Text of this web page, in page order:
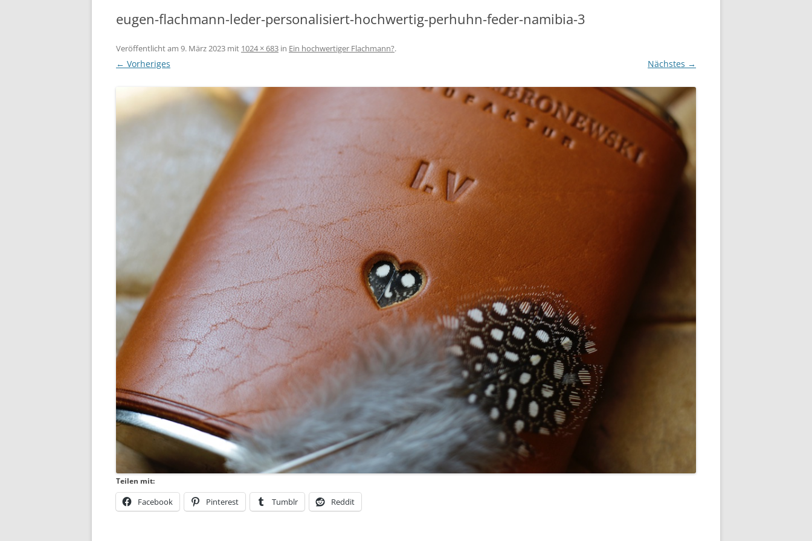
BODENSEE
AGBS
eugen-flachmann-leder-personalisiert-hochwertig-perhuhn-feder-namibia-3
Veröffentlicht am 9. März 2023 mit 1024 × 683 in Ein hochwertiger Flachmann?.
← Vorheriges Nächstes →
Teilen mit:
Facebook Pinterest Tumblr Reddit